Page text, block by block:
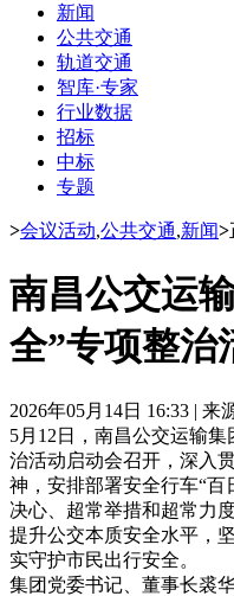
新闻
公共交通
轨道交通
智库·专家
行业数据
招标
中标
专题
>会议活动,公共交通,新闻>
南昌公交运
全”专项整治
2026年05月14日 16:33 | 来
5月12日，南昌公交运输
治活动启动会召开，深入
神，安排部署安全行车“百
决心、超常举措和超常力
提升公交本质安全水平，
实守护市民出行安全。
集团党委书记、董事长裘